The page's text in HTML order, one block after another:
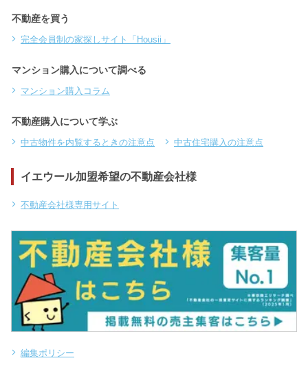
不動産を買う
完全会員制の家探しサイト「Housii」
マンション購入について調べる
マンション購入コラム
不動産購入について学ぶ
中古物件を内覧するときの注意点 中古住宅購入の注意点
イエウール加盟希望の不動産会社様
不動産会社様専用サイト
編集ポリシー